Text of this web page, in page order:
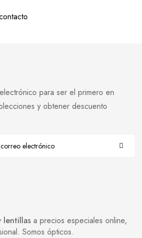
lentillas a precios especiales online,
Somos ópticos.
para ser el primero en
y obtener descuento